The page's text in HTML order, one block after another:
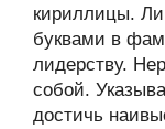
кириллицы.
буквами в
лидерству.
собой.
достичь